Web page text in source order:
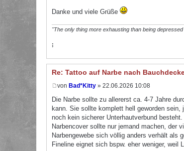
Danke und viele Grüße
"The only thing more exhausting than being
;
Re: Tattoo auf Narbe nach
von Bad*Kitty » 22.06.2026 10:08
Die Narbe sollte zu allererst ca. 4-7 Jahre
kann. Sie sollte komplett hell geworden
noch kein sicherer Unterhautverbund besteht.
Narbencover sollte nur jemand machen, der
Narbengewebe sich völlig anders verhält als
Fineline eignet sich bspw. eher weniger, weil